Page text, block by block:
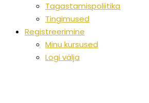
Tagastamispoliitika
Tingimused
Registreerimine
Minu kursused
Logi välja